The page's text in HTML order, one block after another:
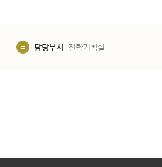
담당부서 전략기획실